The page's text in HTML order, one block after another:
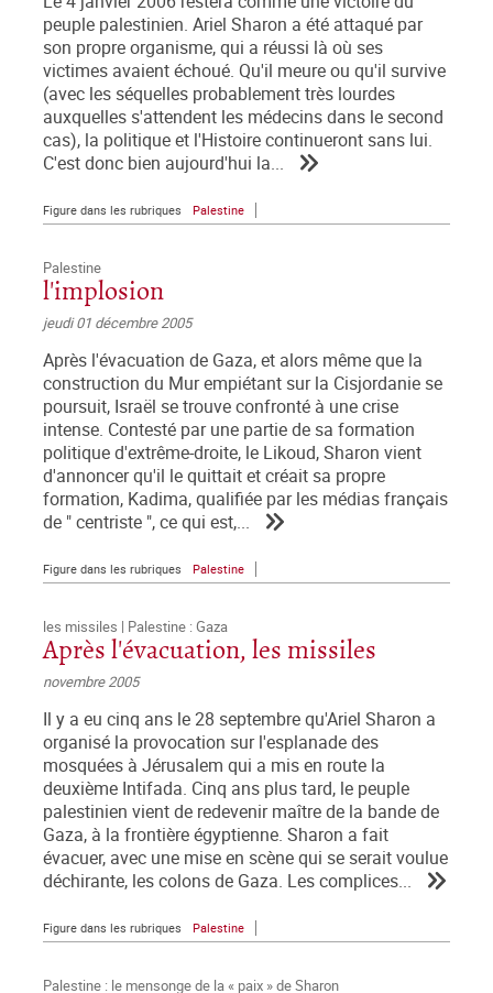
peuple palestinien. Ariel Sharon a été attaqué par
son propre organisme, qui a réussi là où ses
victimes avaient échoué. Qu'il meure ou qu'il survive
(avec les séquelles probablement très lourdes
auxquelles s'attendent les médecins dans le second
cas), la politique et l'Histoire continueront sans lui.
C'est donc bien aujourd'hui la...
Figure dans les rubriques Palestine
Palestine
l'implosion
jeudi 01 décembre 2005
Après l'évacuation de Gaza, et alors même que la
construction du Mur empiétant sur la Cisjordanie se
poursuit, Israël se trouve confronté à une crise
intense. Contesté par une partie de sa formation
politique d'extrême-droite, le Likoud, Sharon vient
d'annoncer qu'il le quittait et créait sa propre
formation, Kadima, qualifiée par les médias français
de " centriste ", ce qui est,...
Figure dans les rubriques Palestine
les missiles | Palestine : Gaza
Après l'évacuation, les missiles
novembre 2005
Il y a eu cinq ans le 28 septembre qu'Ariel Sharon a
organisé la provocation sur l'esplanade des
mosquées à Jérusalem qui a mis en route la
deuxième Intifada. Cinq ans plus tard, le peuple
palestinien vient de redevenir maître de la bande de
Gaza, à la frontière égyptienne. Sharon a fait
évacuer, avec une mise en scène qui se serait voulue
déchirante, les colons de Gaza. Les complices...
Figure dans les rubriques Palestine
Palestine : le mensonge de la « paix » de Sharon